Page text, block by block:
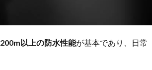
200m以上の防水性能が基本であり、日常